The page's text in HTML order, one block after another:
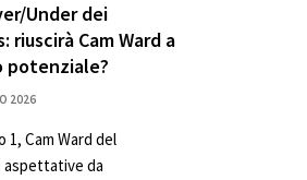
Under dei
riuscirà Cam Ward a
potenziale?
2026
1, Cam Ward del
aspettative da